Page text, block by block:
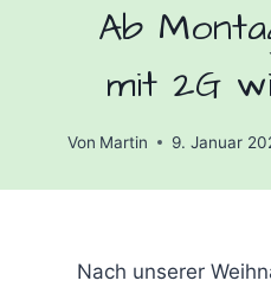
Ab
mit 2G
Von Martin 9. Januar
Nach unserer